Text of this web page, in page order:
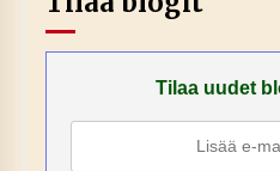
Tilaa uudet